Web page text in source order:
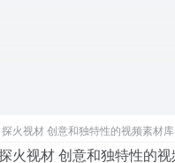
探火视材 创意和独特性的视频素材库